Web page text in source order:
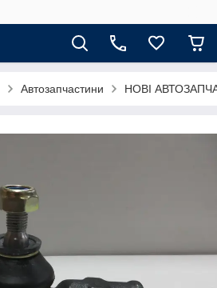
Автозапчастини НОВІ